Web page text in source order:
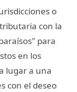
o
con la
para
en los
lugar a una
con el deseo